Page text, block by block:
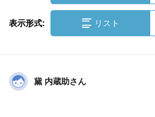
表示形式: リスト
黛 内蔵助さん